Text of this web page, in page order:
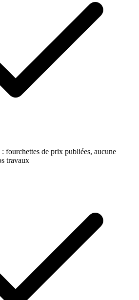
: fourchettes de prix publiées, aucune
travaux